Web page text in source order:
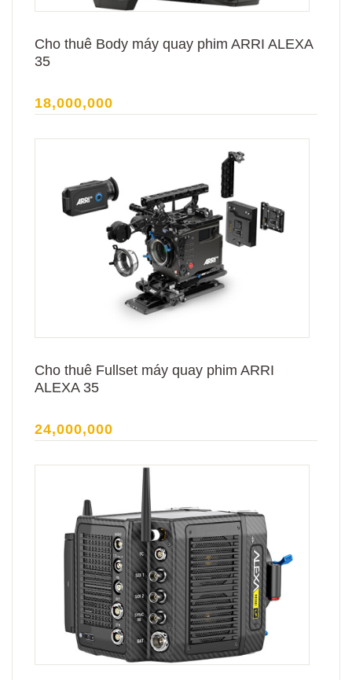
Cho thuê Body máy quay phim ARRI ALEXA
35
18,000,000
Cho thuê Fullset máy quay phim ARRI
ALEXA 35
24,000,000